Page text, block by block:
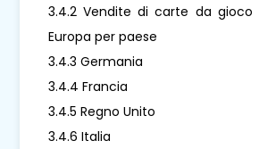
3.4.2 Vendite di carte da gioco
Europa per paese
3.4.3 Germania
3.4.4 Francia
3.4.5 Regno Unito
3.4.6 Italia